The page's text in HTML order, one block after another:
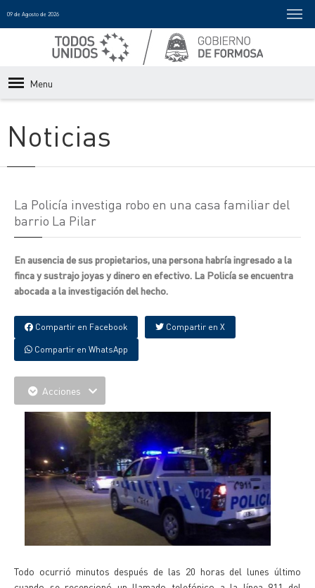
09 de Agosto de 2026
Menu
Noticias
La Policía investiga robo en una casa familiar del
barrio La Pilar
En ausencia de sus propietarios, una persona habría ingresado a la
finca y sustrajo joyas y dinero en efectivo. La Policía se encuentra
abocada a la investigación del hecho.
Compartir en Facebook Compartir en X
Compartir en WhatsApp
Acciones
Todo ocurrió minutos después de las 20 horas del lunes último